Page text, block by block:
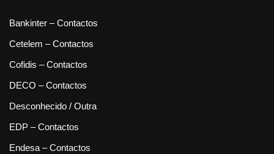
Bankinter – Contactos
Cetelem – Contactos
Cofidis – Contactos
DECO – Contactos
Desconhecido / Outra
EDP – Contactos
Endesa – Contactos